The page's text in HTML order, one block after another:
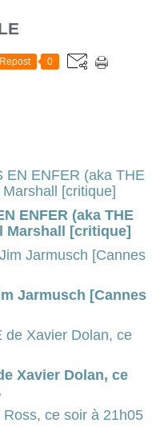
Repost 0
ENFER (aka THE
Marshall [critique]
Jarmusch [Cannes
Xavier Dolan, ce